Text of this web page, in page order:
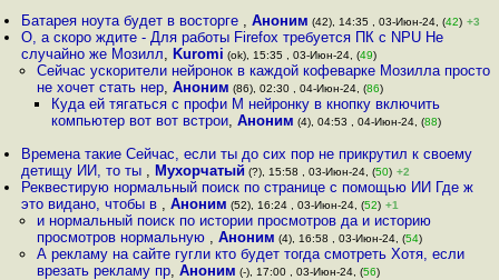
Батарея ноута будет в восторге ,Аноним (42), 14:35 , 03-Июн-24, (42) +3
О, а скоро ждите - Для работы Firefox требуется ПК с NPU Не
случайно же Мозилл, Kuromi (ok), 15:35 , 03-Июн-24, (49)
Сейчас ускорители нейронок в каждой кофеварке Мозилла просто
не хочет стать нер, Аноним (86), 02:30 , 04-Июн-24, (86)
Куда ей тягаться с профи М нейронку в кнопку включить
компьютер вот вот встрои, Аноним (4), 04:53 , 04-Июн-24, (88)
Времена такие Сейчас, если ты до сих пор не прикрутил к своему
детищу ИИ, то ты , Мухорчатый (?), 15:58 , 03-Июн-24, (50) +2
Реквестирую нормальный поиск по странице с помощью ИИ Где ж
это видано, чтобы в ,Аноним (52), 16:24 , 03-Июн-24, (52) +1
и нормальный поиск по истории просмотров да и историю
просмотров нормальную , Аноним (4), 16:58 , 03-Июн-24, (54)
А рекламу на сайте гугли кто будет тогда смотреть Хотя, если
врезать рекламу пр, Аноним (-), 17:00 , 03-Июн-24, (56)